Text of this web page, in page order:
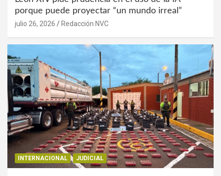
porque puede proyectar “un mundo irreal”
julio 26, 2026 Redacción NVC
INTERNACIONAL JUDICIAL